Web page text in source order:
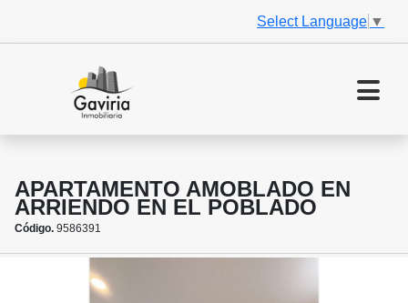
Select Language ▼
APARTAMENTO AMOBLADO EN
ARRIENDO EN EL POBLADO
Código. 9586391